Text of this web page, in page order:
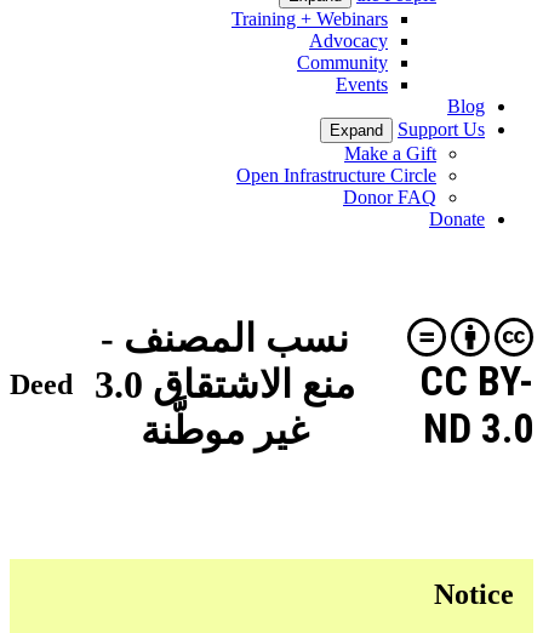
Training + Webinars
Advocacy
Community
Events
Blog
Support Us
Expand
Make a Gift
Open Infrastructure Circle
Donor FAQ
Donate
نسب المصنف -
منع الاشتقاق 3.0
غير موطَّنة
CC BY-
ND 3.0
Deed
Notice